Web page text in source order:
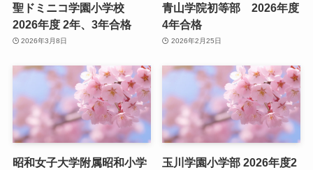
聖ドミニコ学園小学校
2026年度 2年、3年合格
2026年3月8日
青山学院初等部 2026年度
4年合格
2026年2月25日
昭和女子大学附属昭和小学
玉川学園小学部 2026年度2